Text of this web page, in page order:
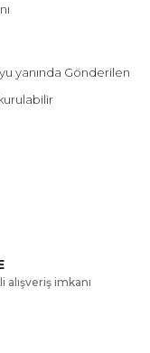
yanında Gönderilen
alışveriş imkanı